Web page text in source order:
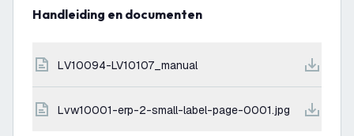
Handleiding en documenten
LV10094-LV10107_manual
lvw10001-erp-2-small-label-page-0001.jpg